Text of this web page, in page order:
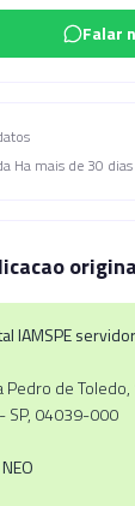
Falar
s
Ha mais de 30 dias
IAMSPE
Pedro de
SP, 04039-000